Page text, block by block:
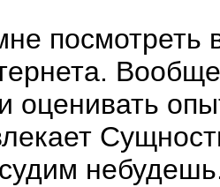
посмотреть
оценивать